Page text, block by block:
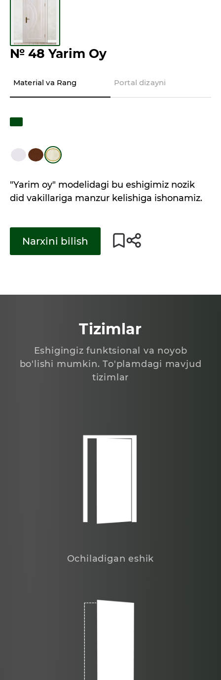
№ 48 Yarim Oy
Material va Rang Portal dizayni
"Yarim oy" modelidagi bu eshigimiz nozik
did vakillariga manzur kelishiga ishonamiz.
Narxini bilish
Tizimlar
Eshigingiz funktsional va noyob
bo'lishi mumkin. To'plamdagi mavjud
tizimlar
Ochiladigan eshik